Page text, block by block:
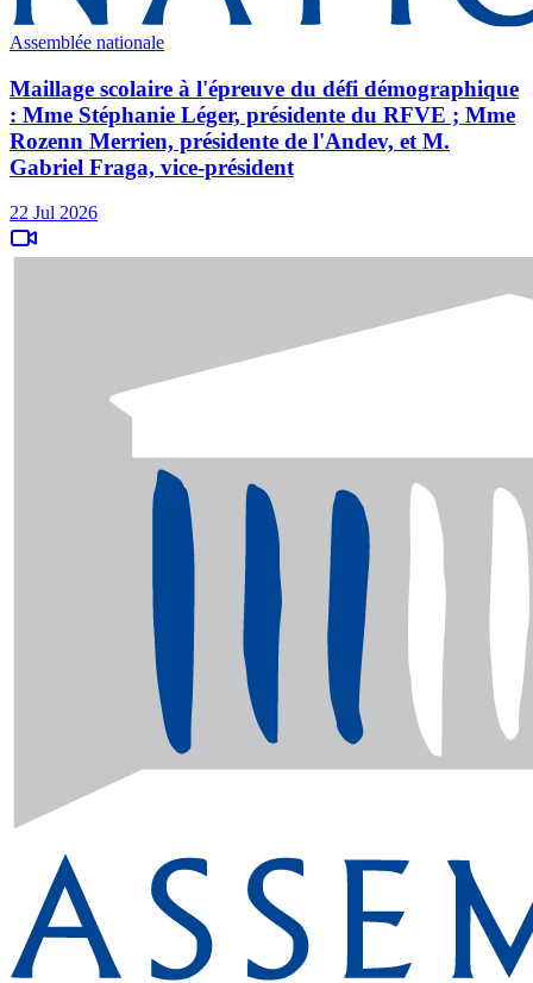
Assemblée nationale
Maillage scolaire à l'épreuve du défi démographique
: Mme Stéphanie Léger, présidente du RFVE ; Mme
Rozenn Merrien, présidente de l'Andev, et M.
Gabriel Fraga, vice-président
22 Jul 2026